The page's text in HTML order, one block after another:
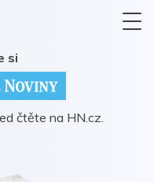
si
čtěte na HN.cz.